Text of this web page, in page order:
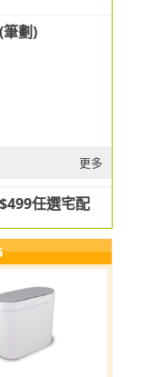
劃)
更多
任選宅配